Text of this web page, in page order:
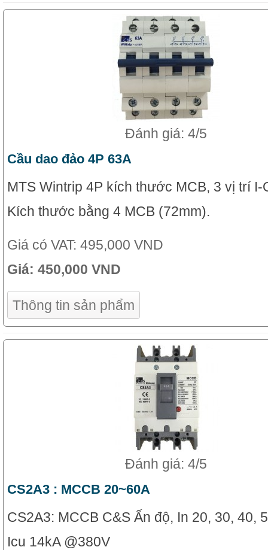
Đánh giá: 4/5
Cầu dao đảo 4P 63A
MTS Wintrip 4P kích thước MCB, 3 vị trí I-
Kích thước bằng 4 MCB (72mm).
Giá có VAT: 495,000 VND
Giá: 450,000 VND
Thông tin sản phẩm
Đánh giá: 4/5
CS2A3 : MCCB 20~60A
CS2A3: MCCB C&S Ấn độ, In 20, 30, 40,
Icu 14kA @380V